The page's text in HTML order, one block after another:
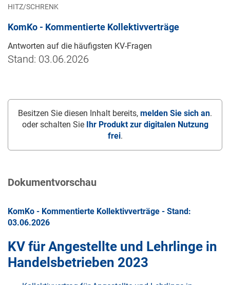
HITZ/SCHRENK
KomKo - Kommentierte Kollektivverträge
Antworten auf die häufigsten KV-Fragen
Stand: 03.06.2026
Besitzen Sie diesen Inhalt bereits, melden Sie sich an.
oder schalten Sie
Ihr Produkt zur digitalen Nutzung
frei.
Dokumentvorschau
KomKo - Kommentierte Kollektivverträge - Stand:
03.06.2026
KV für Angestellte und Lehrlinge in
Handelsbetrieben 2023